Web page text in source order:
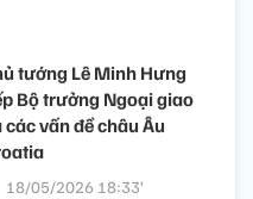
tướng Lê Minh Hưng
Bộ trưởng Ngoại giao
các vấn đề châu Âu
18/05/2026 18:33’